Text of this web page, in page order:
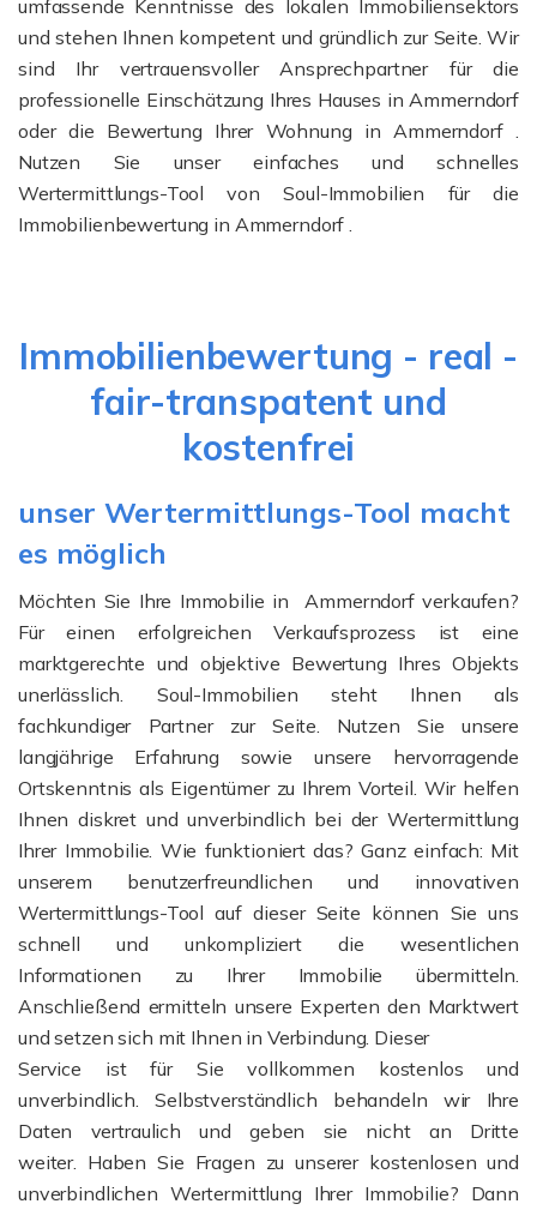
umfassende Kenntnisse des lokalen Immobiliensektors
und stehen Ihnen kompetent und gründlich zur Seite. Wir
sind Ihr vertrauensvoller Ansprechpartner für die
professionelle Einschätzung Ihres Hauses in Ammerndorf
oder die Bewertung Ihrer Wohnung in Ammerndorf .
Nutzen Sie unser einfaches und schnelles
Wertermittlungs-Tool von Soul-Immobilien für die
Immobilienbewertung in Ammerndorf .
Immobilienbewertung - real -
fair-transpatent und
kostenfrei
unser Wertermittlungs-Tool macht
es möglich
Möchten Sie Ihre Immobilie in Ammerndorf verkaufen?
Für einen erfolgreichen Verkaufsprozess ist eine
marktgerechte und objektive Bewertung Ihres Objekts
unerlässlich. Soul-Immobilien steht Ihnen als
fachkundiger Partner zur Seite. Nutzen Sie unsere
langjährige Erfahrung sowie unsere hervorragende
Ortskenntnis als Eigentümer zu Ihrem Vorteil. Wir helfen
Ihnen diskret und unverbindlich bei der Wertermittlung
Ihrer Immobilie. Wie funktioniert das? Ganz einfach: Mit
unserem benutzerfreundlichen und innovativen
Wertermittlungs-Tool auf dieser Seite können Sie uns
schnell und unkompliziert die wesentlichen
Informationen zu Ihrer Immobilie übermitteln.
Anschließend ermitteln unsere Experten den Marktwert
und setzen sich mit Ihnen in Verbindung. Dieser
Service ist für Sie vollkommen kostenlos und
unverbindlich. Selbstverständlich behandeln wir Ihre
Daten vertraulich und geben sie nicht an Dritte
weiter. Haben Sie Fragen zu unserer kostenlosen und
unverbindlichen Wertermittlung Ihrer Immobilie? Dann